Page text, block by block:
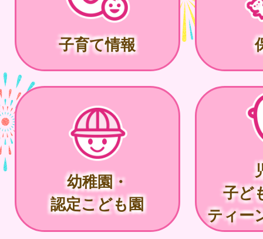
子育て情報
幼稚園・
認定こども園
子ど
ティー